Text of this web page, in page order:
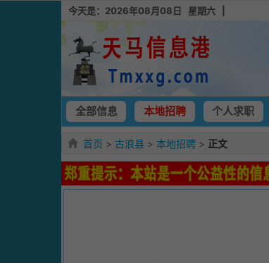
今天是：2026年08月08日 星期六 |
全部信息 本地招聘 个人求职
首页 > 古浪县 > 本地招聘 > 正文